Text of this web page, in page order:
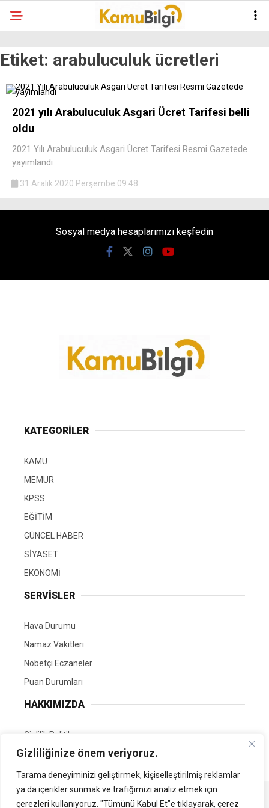
Gizliliğinize önem veriyoruz.
Tarama deneyiminizi geliştirmek, kişiselleştirilmiş reklamlar
ya da içerikler sunmak ve trafiğimizi analiz etmek için
çerezleri kullanıyoruz. "Tümünü Kabul Et"e tıklayarak, çerez
Etiket: arabuluculuk ücretleri
2021 yılı Arabuluculuk Asgari Ücret Tarifesi belli
oldu
2021 Yılı Arabuluculuk Asgari Ücret Tarifesi Resmi Gazetede
yayımlandı
31 Aralık 2020 Perşembe 09:48
Sosyal medya hesaplarımızı keşfedin
KATEGORİLER
KAMU
MEMUR
KPSS
EĞİTİM
GÜNCEL HABER
SİYASET
EKONOMİ
SERVİSLER
Hava Durumu
Namaz Vakitleri
Nöbetçi Eczaneler
Puan Durumları
HAKKIMIZDA
Gizlilik Politikası
GÖNÜLLÜ EDİTÖRÜMÜZ OL
Tüm Hakları Saklıdır. | Kamubilgi.com | 2026